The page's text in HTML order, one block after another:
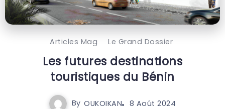
Articles Mag Le Grand Dossier
Les futures destinations
touristiques du Bénin
By OUKOIKAN 8 Août 2024